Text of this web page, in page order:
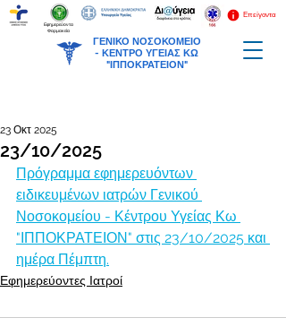
ΓΕΝΙΚΟ ΝΟΣΟΚΟΜΕΙΟ
- ΚΕΝΤΡΟ ΥΓΕΙΑΣ ΚΩ
"ΙΠΠΟΚΡΑΤΕΙΟΝ"
Επείγοντα
Εφημερεύοντα
Φαρμακεία
23/10/2025
23 Οκτ 2025
Πρόγραμμα εφημερευόντων
ειδικευμένων ιατρών Γενικού
Νοσοκομείου - Κέντρου Υγείας Κω
"ΙΠΠΟΚΡΑΤΕΙΟΝ" στις 23/10/2025 και
ημέρα Πέμπτη.
Εφημερεύοντες Ιατροί